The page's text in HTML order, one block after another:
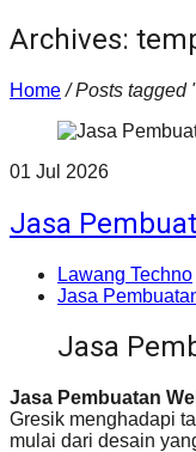
Archives:
Home / Posts tagged
01 Jul 2026
Jasa
Lawang Techno
Jasa
Jasa
Jasa Pembuatan
Gresik menghadapi
mulai dari desain